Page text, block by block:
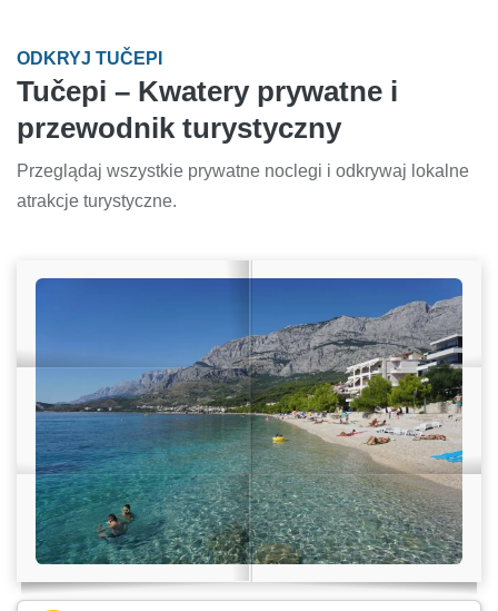
ODKRYJ TUČEPI
Tučepi – Kwatery prywatne i
przewodnik turystyczny
Przeglądaj wszystkie prywatne noclegi i odkrywaj lokalne
atrakcje turystyczne.